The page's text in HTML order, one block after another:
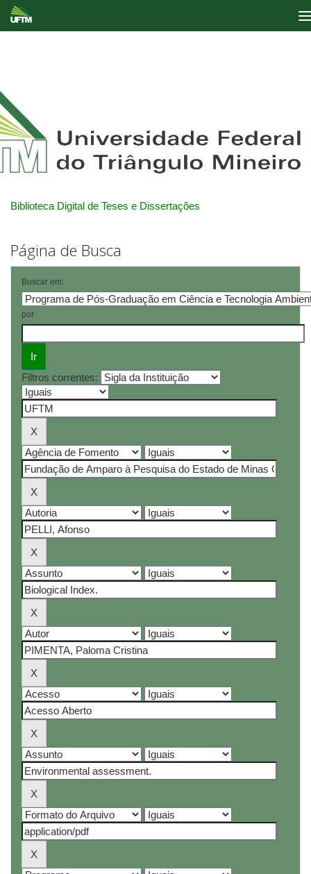
Biblioteca Digital de Teses e Dissertações
Página de Busca
Buscar em:
por
Filtros correntes: